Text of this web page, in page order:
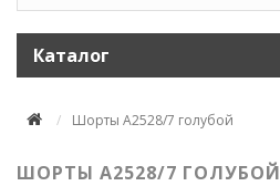
Каталог
Шорты А2528/7 голубой
ШОРТЫ А2528/7 ГОЛУБОЙ